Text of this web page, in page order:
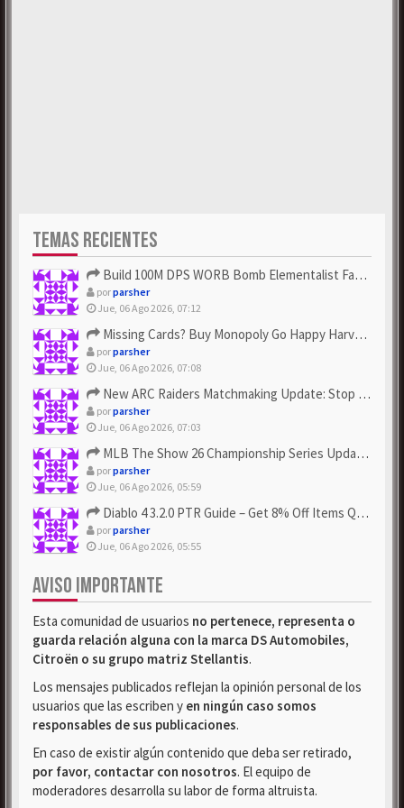
TEMAS RECIENTES
Build 100M DPS WORB Bomb Elementalist Fast - Grab POE Curren...
porparsher
Jue, 06 Ago 2026, 07:12
Missing Cards? Buy Monopoly Go Happy Harvest with Looney Tun...
porparsher
Jue, 06 Ago 2026, 07:08
New ARC Raiders Matchmaking Update: Stop Failed - Grab Bluep...
porparsher
Jue, 06 Ago 2026, 07:03
MLB The Show 26 Championship Series Update! Get Cheap & ...
porparsher
Jue, 06 Ago 2026, 05:59
Diablo 4 3.2.0 PTR Guide – Get 8% Off Items Quickly to Test ...
porparsher
Jue, 06 Ago 2026, 05:55
AVISO IMPORTANTE
Esta comunidad de usuarios no pertenece, representa o
guarda relación alguna con la marca DS Automobiles,
Citroën o su grupo matriz Stellantis.
Los mensajes publicados reflejan la opinión personal de los
usuarios que las escriben y en ningún caso somos
responsables de sus publicaciones.
En caso de existir algún contenido que deba ser retirado,
por favor, contactar con nosotros. El equipo de
moderadores desarrolla su labor de forma altruista.